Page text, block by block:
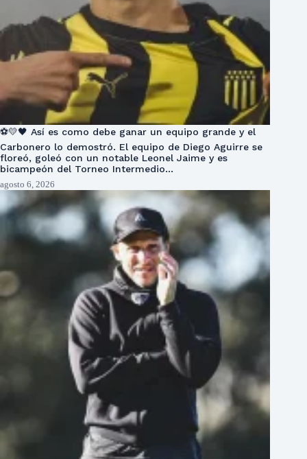
⚽💛🖤 Así es como debe ganar un equipo grande y el
Carbonero lo demostró. El equipo de Diego Aguirre se
floreó, goleó con un notable Leonel Jaime y es
bicampeón del Torneo Intermedio…
agosto 6, 2026